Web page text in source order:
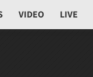
VIDEO LIVE